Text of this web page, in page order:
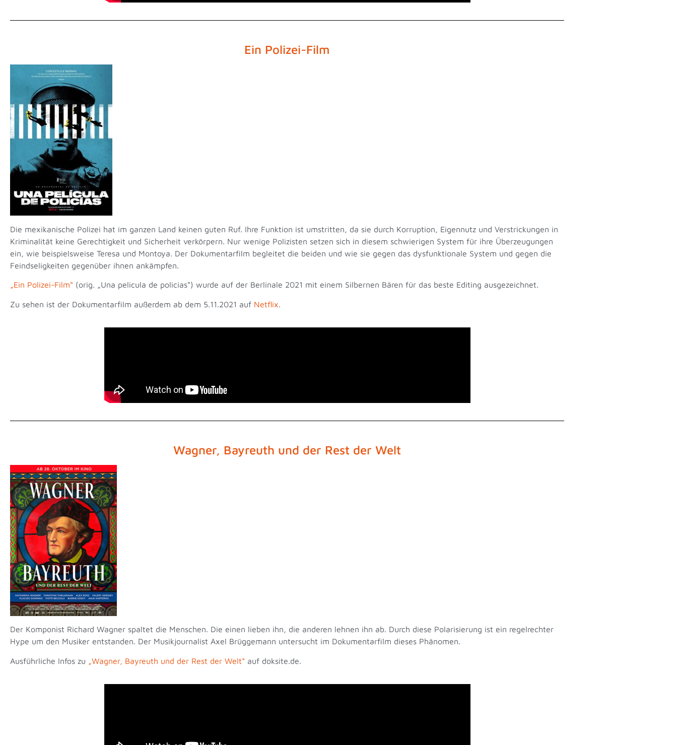
Ein Polizei-Film
Die mexikanische Polizei hat im ganzen Land keinen guten Ruf. Ihre Funktion ist umstritten, da sie durch Korruption, Eigennutz und Verstrickungen in
Kriminalität keine Gerechtigkeit und Sicherheit verkörpern. Nur wenige Polizisten setzen sich in diesem schwierigen System für ihre Überzeugungen
ein, wie beispielsweise Teresa und Montoya. Der Dokumentarfilm begleitet die beiden und wie sie gegen das dysfunktionale System und gegen die
Feindseligkeiten gegenüber ihnen ankämpfen.
„Ein Polizei-Film“ (orig. „Una pelicula de policias“) wurde auf der Berlinale 2021 mit einem Silbernen Bären für das beste Editing ausgezeichnet.
Zu sehen ist der Dokumentarfilm außerdem ab dem 5.11.2021 auf Netflix
Wagner, Bayreuth und der Rest der Welt
Der Komponist Richard Wagner spaltet die Menschen. Die einen lieben ihn, die anderen lehnen ihn ab. Durch diese Polarisierung ist ein regelrechter
Hype um den Musiker entstanden. Der Musikjournalist Axel Brüggemann untersucht im Dokumentarfilm dieses Phänomen.
Ausführliche Infos zu „Wagner, Bayreuth und der Rest der Welt“ auf doksite.de.